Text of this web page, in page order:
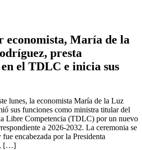
María de la
presta
el TDLC e inicia sus
lunes, la economista María de la Luz
sus funciones como ministra titular del
Libre Competencia (TDLC) por un nuevo
a 2026-2032. La ceremonia se
encabezada por la Presidenta
[…]